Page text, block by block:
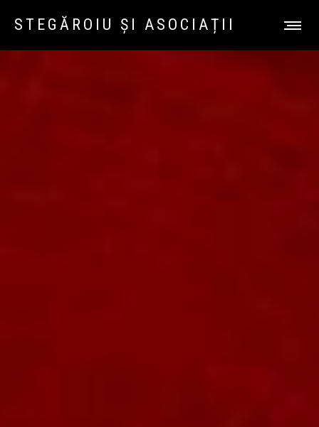
STEGĂROIU ȘI ASOCIAȚII